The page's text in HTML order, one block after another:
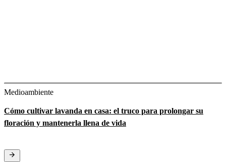
Medioambiente
Cómo cultivar lavanda en casa: el truco para prolongar su
floración y mantenerla llena de vida